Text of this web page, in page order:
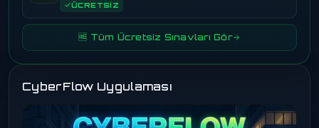
ÜCRETSİZ
🆓 Tüm Ücretsiz Sınavları Gör
CyberFlow Uygulaması